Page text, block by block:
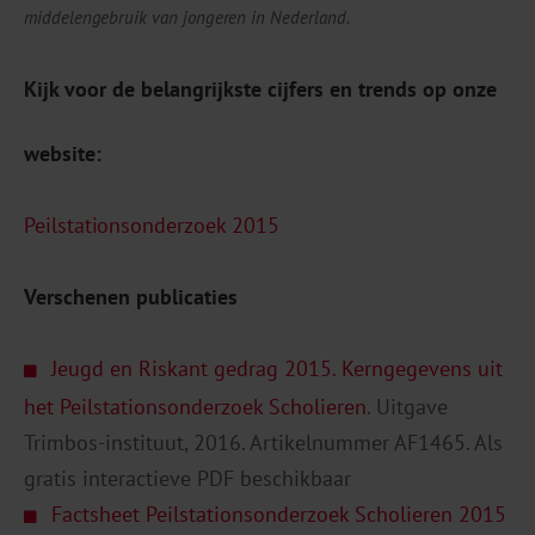
middelengebruik van jongeren in Nederland.
Kijk voor de belangrijkste cijfers en trends op onze
website:
Peilstationsonderzoek 2015
Verschenen publicaties
Jeugd en Riskant gedrag 2015. Kerngegevens uit
het Peilstationsonderzoek Scholieren. Uitgave
Trimbos-instituut, 2016. Artikelnummer AF1465. Als
gratis interactieve PDF beschikbaar
Factsheet Peilstationsonderzoek Scholieren 2015